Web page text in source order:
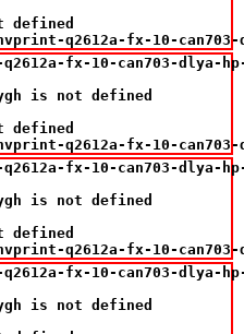
defined
q2612a-fx-10-
fx-10-can703-dlya-hp-lj-
is not defined
defined
q2612a-fx-10-
fx-10-can703-dlya-hp-lj-
is not defined
defined
q2612a-fx-10-
fx-10-can703-dlya-hp-lj-
is not defined